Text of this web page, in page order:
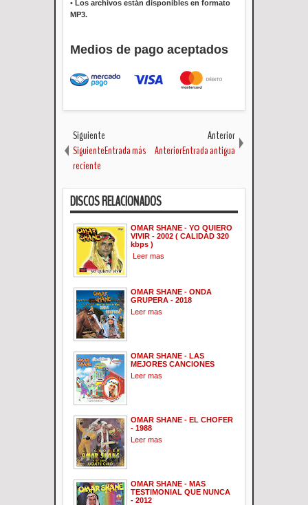
• Los archivos están disponibles en formato
MP3.
Medios de pago aceptados
Siguiente
SiguienteEntrada más
reciente
Anterior
AnteriorEntrada antigua
DISCOS RELACIONADOS
OMAR SHANE - YO QUIERO
VIVIR - 2002 ( CALIDAD 320
kbps )
Leer mas
OMAR SHANE - ONDA
GRUPERA - 2018
Leer mas
OMAR SHANE - LAS
MEJORES CANCIONES
Leer mas
OMAR SHANE - EL CHOFER
- 1988
Leer mas
OMAR SHANE - MAS
TESTIMONIAL QUE NUNCA
- 2012